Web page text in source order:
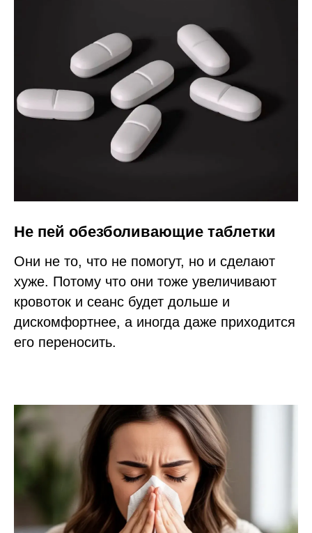
Не пей обезболивающие таблетки
Они не то, что не помогут, но и сделают
хуже. Потому что они тоже увеличивают
кровоток и сеанс будет дольше и
дискомфортнее, а иногда даже приходится
его переносить.